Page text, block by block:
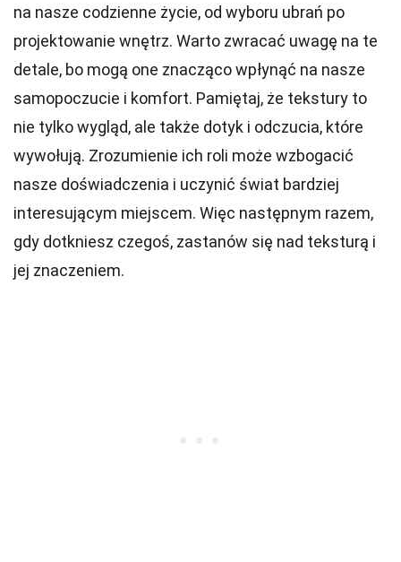
na nasze codzienne życie, od wyboru ubrań po
projektowanie wnętrz. Warto zwracać uwagę na te
detale, bo mogą one znacząco wpłynąć na nasze
samopoczucie i komfort. Pamiętaj, że tekstury to
nie tylko wygląd, ale także dotyk i odczucia, które
wywołują. Zrozumienie ich roli może wzbogacić
nasze doświadczenia i uczynić świat bardziej
interesującym miejscem. Więc następnym razem,
gdy dotkniesz czegoś, zastanów się nad teksturą i
jej znaczeniem.